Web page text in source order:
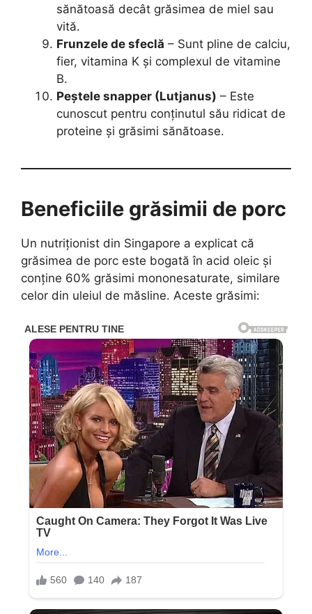
sănătoasă decât grăsimea de miel sau
vită.
Frunzele de sfeclă – Sunt pline de calciu,
fier, vitamina K și complexul de vitamine
B.
Peștele snapper (Lutjanus) – Este
cunoscut pentru conținutul său ridicat de
proteine și grăsimi sănătoase.
Beneficiile grăsimii de porc
Un nutriționist din Singapore a explicat că
grăsimea de porc este bogată în acid oleic și
conține 60% grăsimi mononesaturate, similare
celor din uleiul de măsline. Aceste grăsimi: